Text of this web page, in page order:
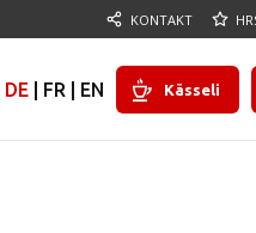
KONTAKT
DE FR EN Kässeli